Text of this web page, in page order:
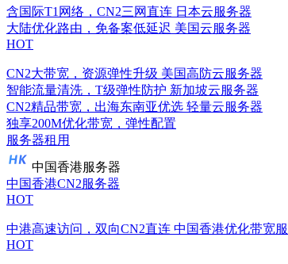
含国际T1网络，CN2三网直连 日本云服务器
大陆优化路由，免备案低延迟 美国云服务器
HOT
CN2大带宽，资源弹性升级 美国高防云服务器
智能流量清洗，T级弹性防护 新加坡云服务器
CN2精品带宽，出海东南亚优选 轻量云服务器
独享200M优化带宽，弹性配置
服务器租用
中国香港服务器
中国香港CN2服务器
HOT
中港高速访问，双向CN2直连 中国香港优化带宽
HOT